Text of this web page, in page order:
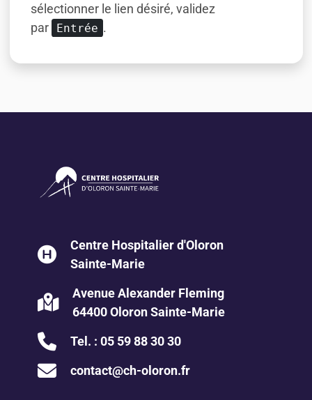
sélectionner le lien désiré, validez
par
Entrée .
Centre Hospitalier d'Oloron
Sainte-Marie
Avenue Alexander Fleming
64400 Oloron Sainte-Marie
Tel. : 05 59 88 30 30
contact@ch-oloron.fr